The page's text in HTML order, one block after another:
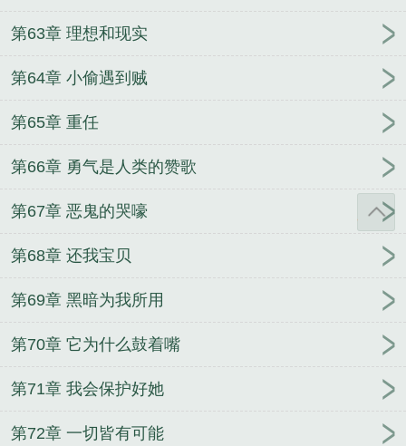
第63章 理想和现实
第64章 小偷遇到贼
第65章 重任
第66章 勇气是人类的赞歌
第67章 恶鬼的哭嚎
第68章 还我宝贝
第69章 黑暗为我所用
第70章 它为什么鼓着嘴
第71章 我会保护好她
第72章 一切皆有可能